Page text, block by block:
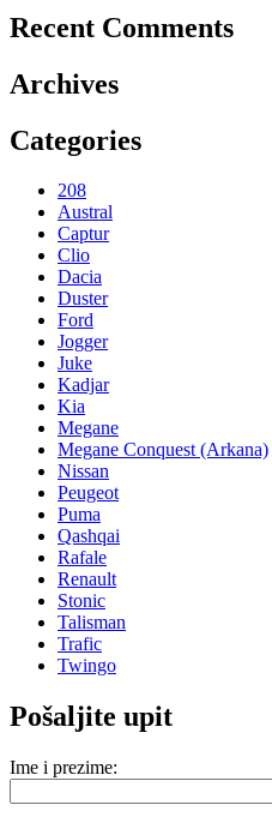
Recent Comments
Archives
Categories
208
Austral
Captur
Clio
Dacia
Duster
Ford
Jogger
Juke
Kadjar
Kia
Megane
Megane Conquest (Arkana)
Nissan
Peugeot
Puma
Qashqai
Rafale
Renault
Stonic
Talisman
Trafic
Twingo
Pošaljite upit
Ime i prezime: